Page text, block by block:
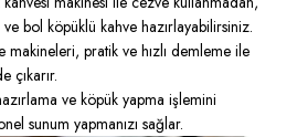
bol köpüklü kahve hazırlayabilirsiniz.
pratik ve hızlı demleme ile
çıkarır.
ve köpük yapma işlemini
sunum yapmanızı sağlar.